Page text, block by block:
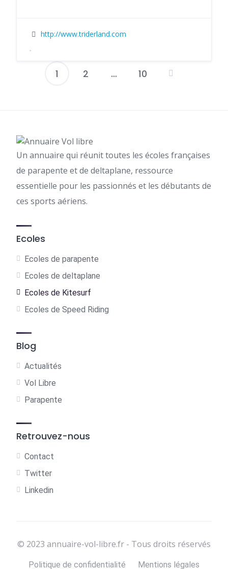
http://www.triderland.com
Pagination
1 2 … 10
Un annuaire qui réunit toutes les écoles françaises
de parapente et de deltaplane, ressource
essentielle pour les passionnés et les débutants de
ces sports aériens.
Ecoles
Ecoles de parapente
Ecoles de deltaplane
Ecoles de Kitesurf
Ecoles de Speed Riding
Blog
Actualités
Vol Libre
Parapente
Retrouvez-nous
Contact
Twitter
Linkedin
© 2023 annuaire-vol-libre.fr - Tous droits réservés
Politique de confidentialité Mentions légales